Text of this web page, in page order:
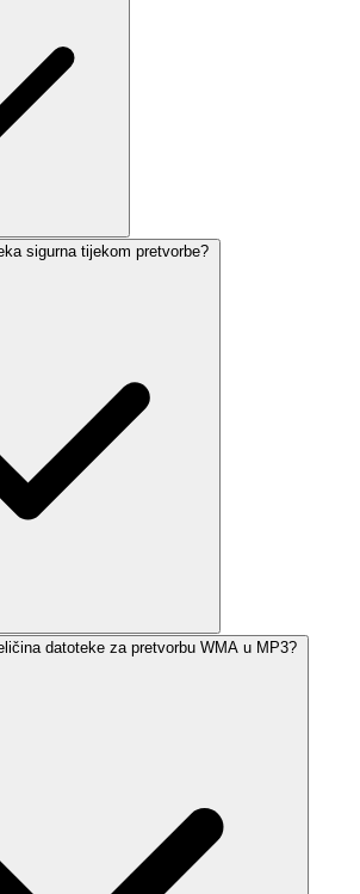
sigurna tijekom pretvorbe?
datoteke za pretvorbu WMA u MP3?